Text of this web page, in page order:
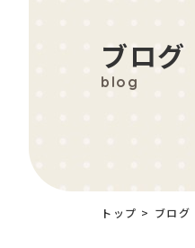
ブログ
blog
トップ > ブログ